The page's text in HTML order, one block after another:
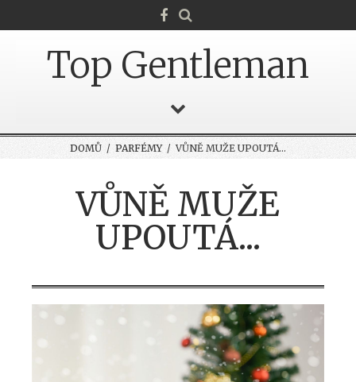
Top Gentleman
DOMŮ/ PARFÉMY/ VŮNĚ MUŽE UPOUTÁ...
VŮNĚ MUŽE
UPOUTÁ...